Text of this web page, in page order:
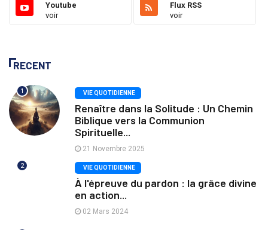
Youtube
voir
Flux RSS
voir
RECENT
1 VIE QUOTIDIENNE
Renaître dans la Solitude : Un Chemin
Biblique vers la Communion
Spirituelle...
21 Novembre 2025
2 VIE QUOTIDIENNE
À l'épreuve du pardon : la grâce divine
en action...
02 Mars 2024